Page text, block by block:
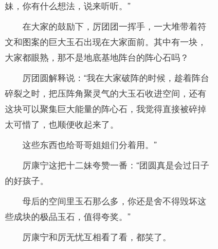
妹，你有什么想法，说来听听。”
在大家的鼓励下，厉团团一挥手，一大堆带着符
文和图案的巨大玉石出现在大家面前。其中有一块，
大家都眼熟，那不是地底基地阵台的阵心石吗？
厉团圆解释说：“我在大家破阵的时候，趁着阵台
碎裂之时，把压阵角聚灵气的大玉石收进空间，还有
这块可以聚集巨大能量的阵心石，我觉得直接被碎掉
太可惜了，也顺便收起来了。
这些东西也给哥哥姐姐们分着用。”
厉康宁这把十二妹夸赞一番：“团圆真是会过日子
的好孩子。
母后的空间里玉石那么多，你还是舍不得毁坏这
些成块的极品玉石，值得夸奖。”
厉康宁和厉无忧互相看了看，都笑了。